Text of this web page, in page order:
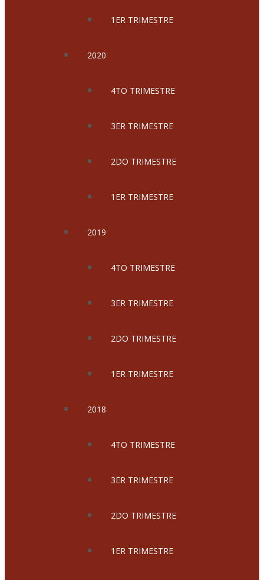
1ER TRIMESTRE
2020
4TO TRIMESTRE
3ER TRIMESTRE
2DO TRIMESTRE
1ER TRIMESTRE
2019
4TO TRIMESTRE
3ER TRIMESTRE
2DO TRIMESTRE
1ER TRIMESTRE
2018
4TO TRIMESTRE
3ER TRIMESTRE
2DO TRIMESTRE
1ER TRIMESTRE